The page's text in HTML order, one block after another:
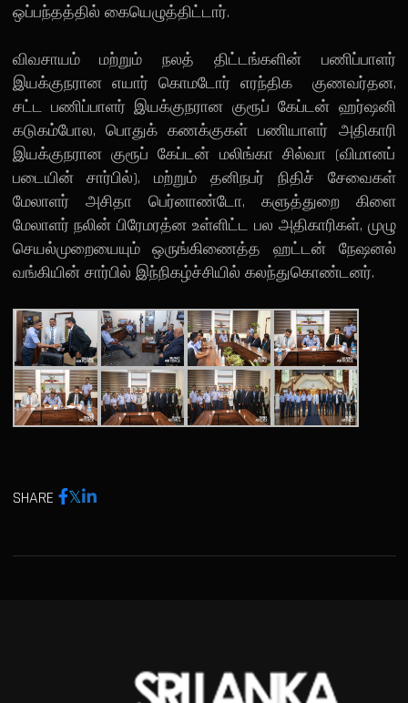
ஒப்பந்தத்தில் கையெழுத்திட்டார்.
விவசாயம் மற்றும் நலத் திட்டங்களின் பணிப்பாளர்
இயக்குநரான எயார் கொமடோர் எரந்திக குணவர்தன,
சட்ட பணிப்பாளர் இயக்குநரான குரூப் கேப்டன் ஹர்ஷனி
கடுகம்போல, பொதுக் கணக்குகள் பணியாளர் அதிகாரி
இயக்குநரான குரூப் கேப்டன் மலிங்கா சில்வா (விமானப்
படையின் சார்பில்), மற்றும் தனிநபர் நிதிச் சேவைகள்
மேலாளர் அசிதா பெர்னாண்டோ, களுத்துறை கிளை
மேலாளர் நலின் பிரேமரத்ன உள்ளிட்ட பல அதிகாரிகள், முழு
செயல்முறையையும் ஒருங்கிணைத்த ஹட்டன் நேஷனல்
வங்கியின் சார்பில் இந்நிகழ்ச்சியில் கலந்துகொண்டனர்.
SHARE